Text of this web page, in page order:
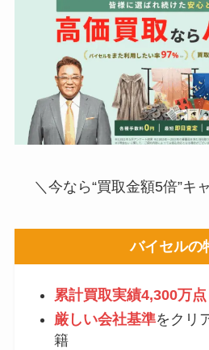
＼今なら“買取金額5倍”キ
バイセルの
累計買取実績4,300万点
厳しい会社基準をクリ
籍